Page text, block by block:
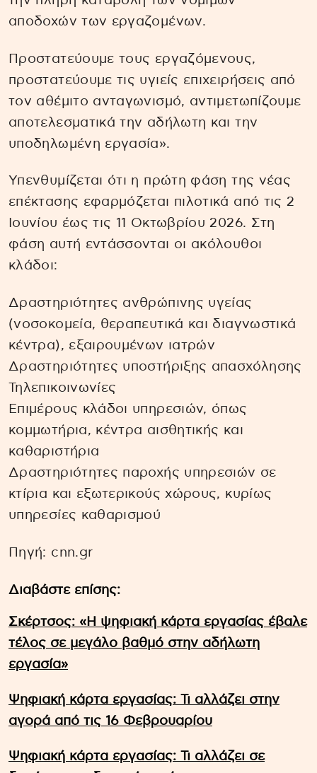
αποδοχών των εργαζομένων.
Προστατεύουμε τους εργαζόμενους,
προστατεύουμε τις υγιείς επιχειρήσεις από
τον αθέμιτο ανταγωνισμό, αντιμετωπίζουμε
αποτελεσματικά την αδήλωτη και την
υποδηλωμένη εργασία».
Υπενθυμίζεται ότι η πρώτη φάση της νέας
επέκτασης εφαρμόζεται πιλοτικά από τις 2
Ιουνίου έως τις 11 Οκτωβρίου 2026. Στη
φάση αυτή εντάσσονται οι ακόλουθοι
κλάδοι:
Δραστηριότητες ανθρώπινης υγείας
(νοσοκομεία, θεραπευτικά και διαγνωστικά
κέντρα), εξαιρουμένων ιατρών
Δραστηριότητες υποστήριξης απασχόλησης
Τηλεπικοινωνίες
Επιμέρους κλάδοι υπηρεσιών, όπως
κομμωτήρια, κέντρα αισθητικής και
καθαριστήρια
Δραστηριότητες παροχής υπηρεσιών σε
κτίρια και εξωτερικούς χώρους, κυρίως
υπηρεσίες καθαρισμού
Πηγή: cnn.gr
Διαβάστε επίσης:
Σκέρτσος: «Η ψηφιακή κάρτα εργασίας έβαλε
τέλος σε μεγάλο βαθμό στην αδήλωτη
εργασία»
Ψηφιακή κάρτα εργασίας: Τι αλλάζει στην
αγορά από τις 16 Φεβρουαρίου
Ψηφιακή κάρτα εργασίας: Τι αλλάζει σε